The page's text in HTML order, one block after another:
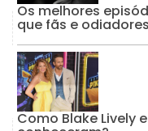
Os melhores
que fãs e
Como Blake Lively